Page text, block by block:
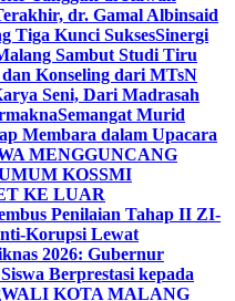
dr. Gamal Albinsaid
Tiga Kunci SuksesSinergi
Sambut Studi Tiru
Konseling dari MTsN
Seni, Dari Madrasah
Semangat Murid
Membara dalam Upacara
MENGGUNCANG
KOSSMI
KE LUAR
Penilaian Tahap II ZI-
Korupsi Lewat
2026: Gubernur
Berprestasi kepada
WALI KOTA MALANG